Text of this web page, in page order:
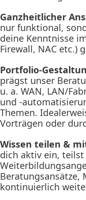
Ganzheitlicher
nur funktional,
deine Kenntnisse
Firewall, NAC etc.)
Portfolio-
prägst unser
u. a. WAN, LAN/
und -
Themen.
Vorträgen oder
Wissen teilen &
dich aktiv ein,
Beratungsansätze,
kontinuierlich